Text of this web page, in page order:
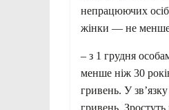
непрацюючих
жінки — не менше
– з 1 грудня
менше ніж 30
гривень. У
гривень. Зростуть